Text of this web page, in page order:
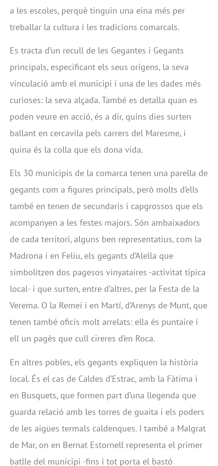
a les escoles, perquè tinguin una eina més per
treballar la cultura i les tradicions comarcals.
Es tracta d’un recull de les Gegantes i Gegants
principals, especificant els seus orígens, la seva
vinculació amb el municipi i una de les dades més
curioses: la seva alçada. També es detalla quan es
poden veure en acció, és a dir, quins dies surten
ballant en cercavila pels carrers del Maresme, i
quina és la colla que els dona vida.
Els 30 municipis de la comarca tenen una parella de
gegants com a figures principals, però molts d’ells
també en tenen de secundaris i capgrossos que els
acompanyen a les festes majors. Són ambaixadors
de cada territori, alguns ben representatius, com la
Madrona i en Feliu, els gegants d’Alella que
simbolitzen dos pagesos vinyataires -activitat típica
local- i que surten, entre d’altres, per la Festa de la
Verema. O la Remei i en Martí, d’Arenys de Munt, que
tenen també oficis molt arrelats: ella és puntaire i
ell un pagès que cull cireres d’en Roca.
En altres pobles, els gegants expliquen la història
local. És el cas de Caldes d’Estrac, amb la Fàtima i
en Busquets, que formen part d’una llegenda que
guarda relació amb les torres de guaita i els poders
de les aigües termals caldenques. I també a Malgrat
de Mar, on en Bernat Estornell representa el primer
batlle del municipi -fins i tot porta el bastó